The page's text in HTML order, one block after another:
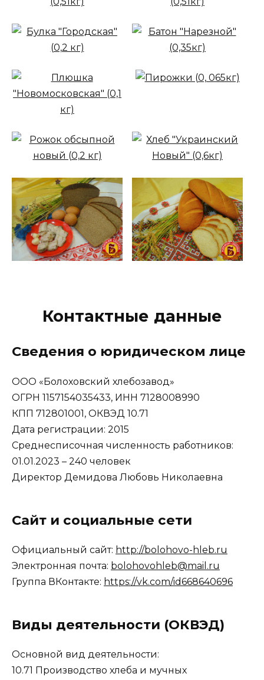
Контактные данные
Сведения о юридическом лице
ООО «Болоховский хлебозавод»
ОГРН 1157154035433, ИНН 7128008990
КПП 712801001, ОКВЭД 10.71
Дата регистрации: 2015
Среднесписочная численность работников:
01.01.2023 – 240 человек
Директор Демидова Любовь Николаевна
Сайт и социальные сети
Официальный сайт: http://bolohovo-hleb.ru
Электронная почта: bolohovohleb@mail.ru
Группа ВКонтакте: https://vk.com/id668640696
Виды деятельности (ОКВЭД)
Основной вид деятельности:
10.71 Производство хлеба и мучных